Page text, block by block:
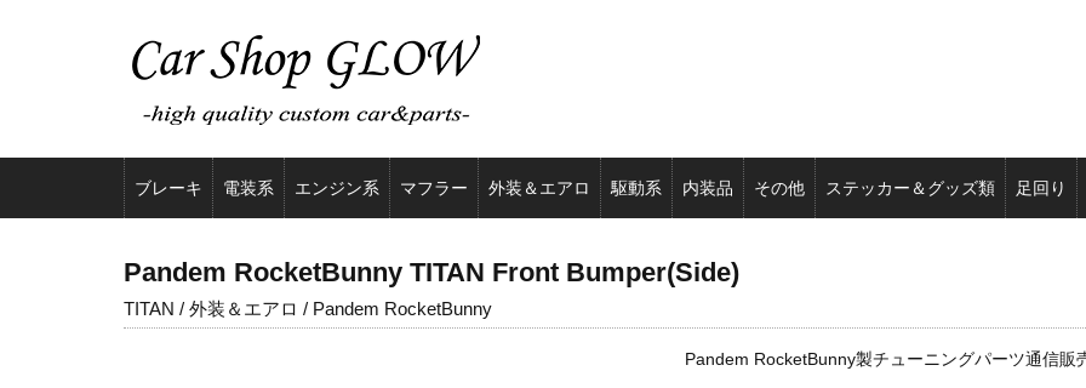
ブレーキ 電装系 エンジン系 マフラー 外装＆エアロ 駆動系 内装品 その他 ステッカー＆グッズ類 足回り
Pandem RocketBunny TITAN Front Bumper(Side)
TITAN / 外装＆エアロ / Pandem RocketBunny
Pandem RocketBunny製チューニングパーツ通信販